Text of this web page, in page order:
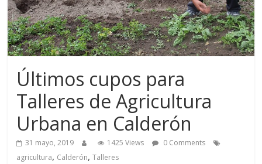
Últimos cupos para
Talleres de Agricultura
Urbana en Calderón
31 mayo, 2019 1425 Views
0 Comments
agricultura, Calderón,Talleres